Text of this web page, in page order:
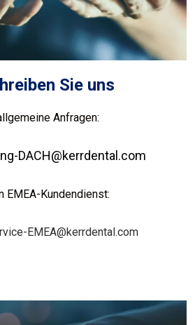
Sie uns
Anfragen:
DACH@kerrdental.com
EMEA-Kundendienst:
EMEA@kerrdental.com